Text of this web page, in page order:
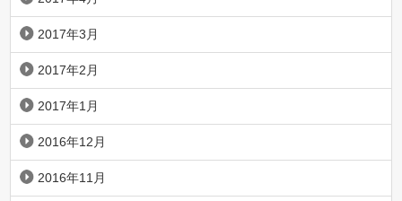
2017年3月
2017年2月
2017年1月
2016年12月
2016年11月